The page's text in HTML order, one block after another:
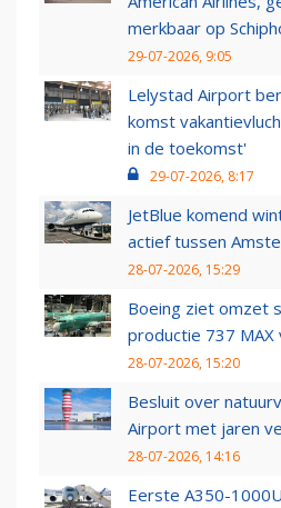
merkbaar op
29-07-2026, 9:05
Lelystad Airport
komst
in de toekomst'
29-07-2026, 8:17
JetBlue komend
actief tussen
28-07-2026, 15:29
Boeing ziet omzet
productie 737
28-07-2026, 15:20
Besluit over
Airport met jaren
28-07-2026, 14:16
Eerste A350-